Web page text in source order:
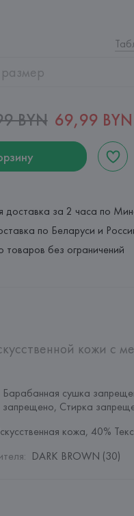
BYN 69,99 BYN
доставка за 2 часа по
по Беларуси и
товаров без ограничений
кожи с
Барабанная сушка
запрещено, Стирка
кожа, 40%
: DARK BROWN (30)